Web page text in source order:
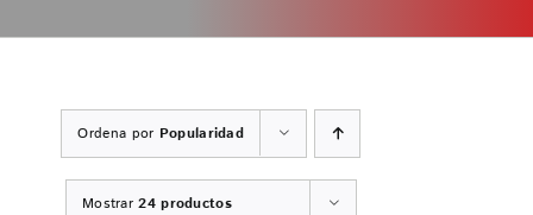
SERVICIOS
MAQUINARIA OCASIÓN
SERVICIO TÉCNICO
Ordena por Popularidad
Mostrar24 productos